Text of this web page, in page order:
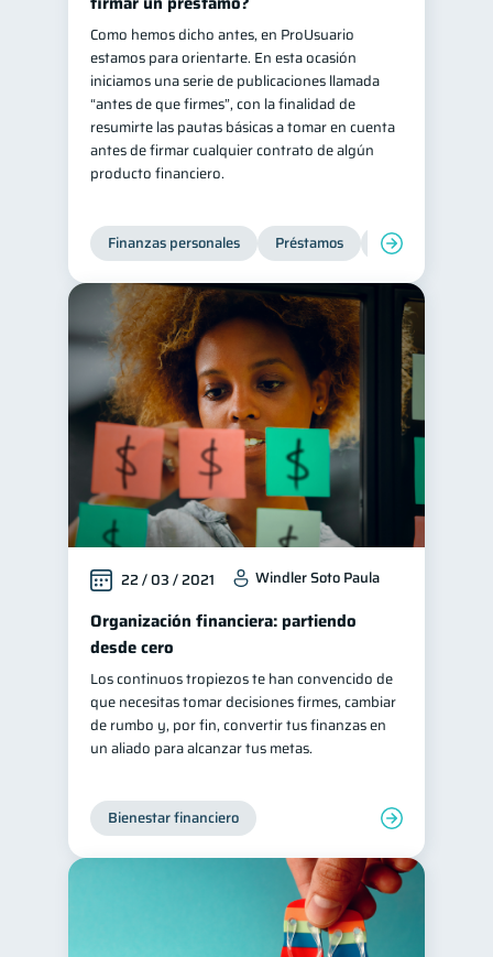
Como hemos dicho antes, en ProUsuario
estamos para orientarte. En esta ocasión
iniciamos una serie de publicaciones llamada
“antes de que firmes”, con la finalidad de
resumirte las pautas básicas a tomar en cuenta
antes de firmar cualquier contrato de algún
producto financiero.
Finanzas personales Préstamos Entidad
22 / 03 / 2021 Windler Soto Paula
Organización financiera: partiendo
desde cero
Los continuos tropiezos te han convencido de
que necesitas tomar decisiones firmes, cambiar
de rumbo y, por fin, convertir tus finanzas en
un aliado para alcanzar tus metas.
Bienestar financiero